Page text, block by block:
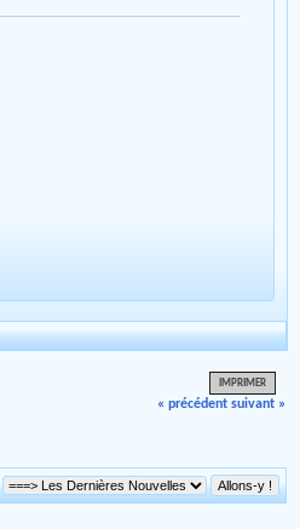
IMPRIMER
« précédent suivant »